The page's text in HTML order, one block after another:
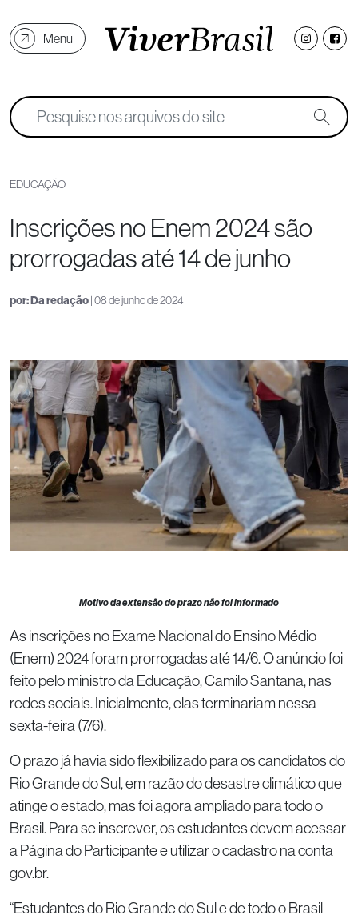
Menu
EDUCAÇÃO
Inscrições no Enem 2024 são
prorrogadas até 14 de junho
por:Da redação| 08 de junho de 2024
Motivo da extensão do prazo não foi informado
As inscrições no Exame Nacional do Ensino Médio
(Enem) 2024 foram prorrogadas até 14/6. O anúncio foi
feito pelo ministro da Educação, Camilo Santana, nas
redes sociais. Inicialmente, elas terminariam nessa
sexta-feira (7/6).
O prazo já havia sido flexibilizado para os candidatos do
Rio Grande do Sul, em razão do desastre climático que
atinge o estado, mas foi agora ampliado para todo o
Brasil. Para se inscrever, os estudantes devem acessar
a Página do Participante e utilizar o cadastro na conta
gov.br.
“Estudantes do Rio Grande do Sul e de todo o Brasil